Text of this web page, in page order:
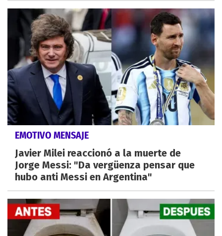
EMOTIVO MENSAJE
Javier Milei reaccionó a la muerte de
Jorge Messi: "Da vergüenza pensar que
hubo anti Messi en Argentina"